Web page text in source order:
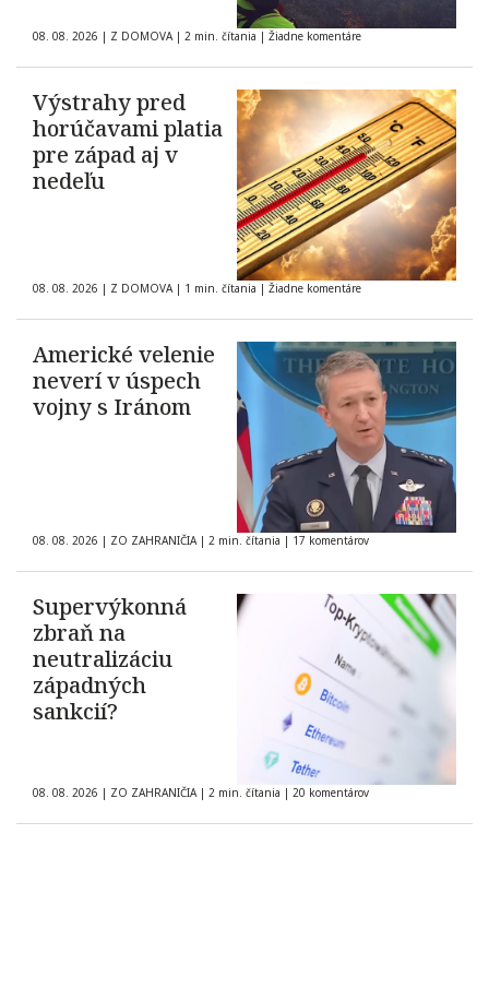
08. 08. 2026 | Z DOMOVA | 2 min. čítania | Žiadne komentáre
Výstrahy pred
horúčavami platia
pre západ aj v
nedeľu
08. 08. 2026 | Z DOMOVA | 1 min. čítania | Žiadne komentáre
Americké velenie
neverí v úspech
vojny s Iránom
08. 08. 2026 | ZO ZAHRANIČIA | 2 min. čítania | 17 komentárov
Supervýkonná
zbraň na
neutralizáciu
západných
sankcií?
08. 08. 2026 | ZO ZAHRANIČIA | 2 min. čítania | 20 komentárov